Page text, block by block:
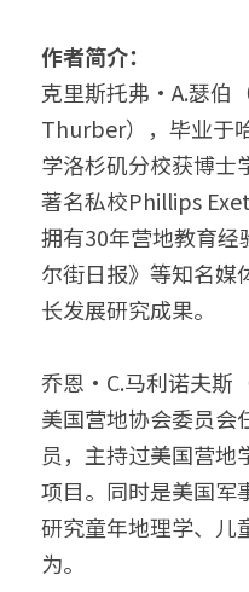
作者简介：
克里斯托弗•A.瑟伯
Thurber），毕业于
学洛杉矶分校获博士
著名私校Phillips
拥有30年营地教育经
尔街日报》等知名媒
长发展研究成果。
乔恩·C.马利诺夫斯
美国营地协会委员会
员，主持过美国营地
项目。同时是美国军
研究童年地理学、儿
为。